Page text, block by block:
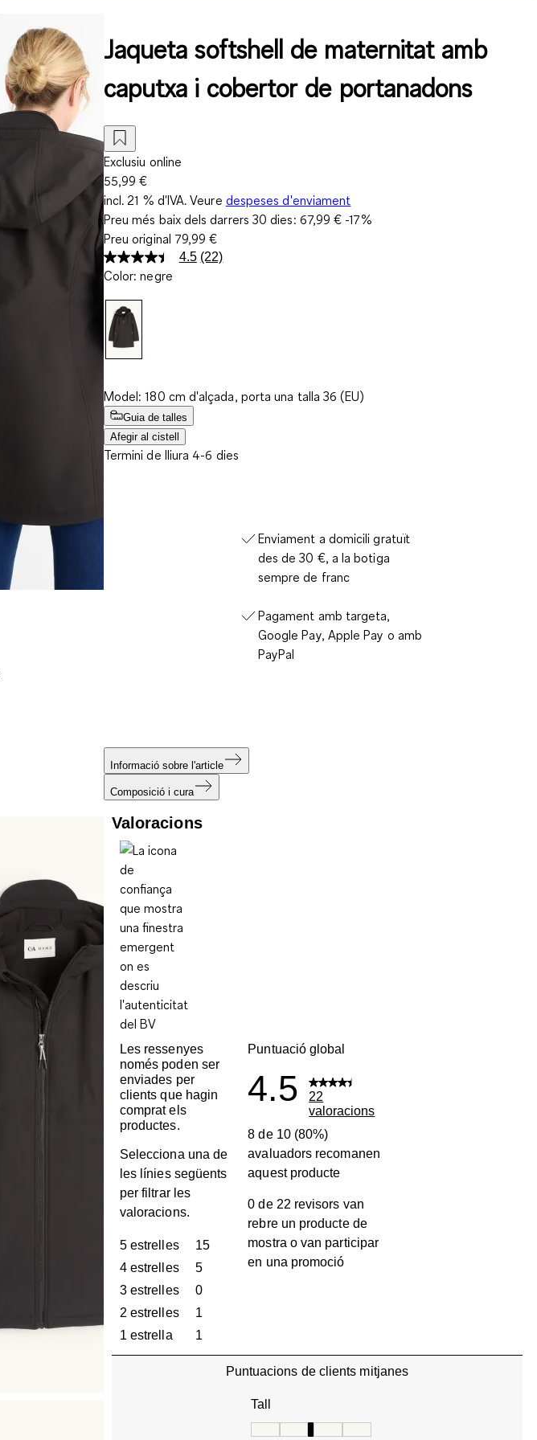
Jaqueta softshell de maternitat amb
caputxa i cobertor de portanadons
Exclusiu online
55,99 €
incl. 21 % d'IVA. Veure despeses d'enviament
Preu més baix dels darrers 30 dies: 67,99 € -17%
Preu original 79,99 €
4.5 Llegeix
(22)
Color: negre
Model: 180 cm d'alçada, porta una talla 36 (EU)
Guia de talles
Afegir al cistell
Termini de lliura 4-6 dies
Enviament a domicili gratuït
des de 30 €, a la botiga
sempre de franc
Pagament amb targeta,
Google Pay, Apple Pay o amb
PayPal
Informació sobre l'article
Composició i cura
Valoracions
Les ressenyes
només poden ser
enviades per
clients que hagin
comprat els
productes.
Selecciona una de
les línies següents
per filtrar les
valoracions.
5 estrellesestrelles
15
15 valoracions amb 5 estrelles.
4 estrellesestrelles
5
5 valoracions amb 4 estrelles.
3 estrellesestrelles
0
0 valoracions amb 3 estrelles.
2 estrellesestrelles
1
1 valoració amb 2 estrelles.
1 estrellaestrelles
1
1 valoració amb 1 estrella.
Puntuació global
4.5
22
valoracions
8 de 10 (80%)
avaluadors recomanen
aquest producte
0 de 22 revisors van
rebre un producte de
mostra o van participar
en una promoció
Puntuacions de clients mitjanes
Tall